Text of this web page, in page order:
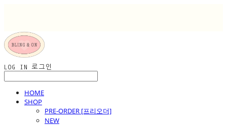
LOG IN 로그인
HOME
SHOP
PRE-ORDER [프리오더]
NEW